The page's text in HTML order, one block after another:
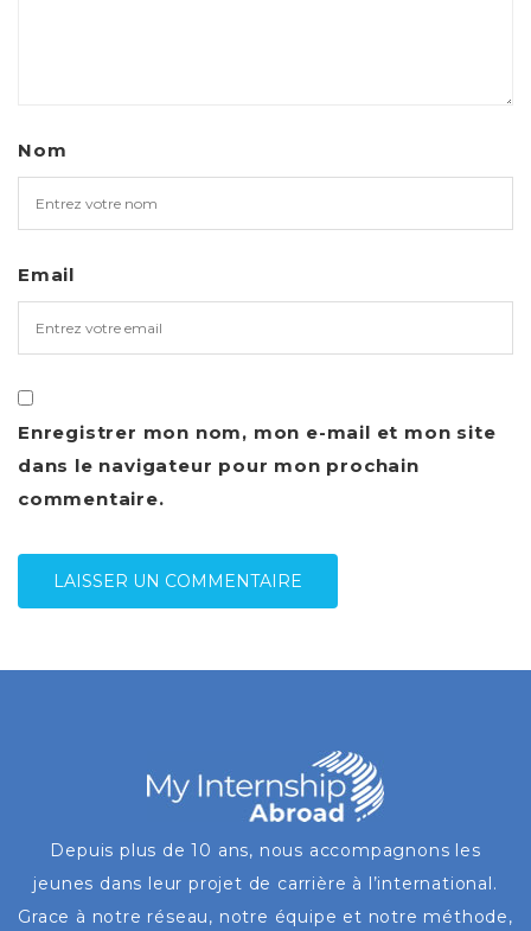
Nom
Email
Enregistrer mon nom, mon e-mail et mon site
dans le navigateur pour mon prochain
commentaire.
Depuis plus de 10 ans, nous accompagnons les
jeunes dans leur projet de carrière à l’international.
Grace à notre réseau, notre équipe et notre méthode,